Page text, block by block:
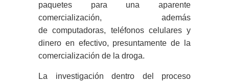
paquetes para una aparente
comercialización, además
de computadoras, teléfonos celulares y
dinero en efectivo, presuntamente de la
comercialización de la droga.
La investigación dentro del proceso